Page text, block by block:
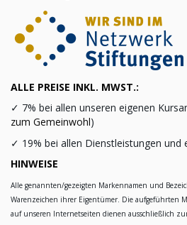
ALLE PREISE INKL. MWST.:
✓ 7% bei allen unseren eigenen
zum Gemeinwohl)
✓ 19% bei allen Dienstleistungen und
HINWEISE
Alle genannten/gezeigten Markennamen und
Warenzeichen ihrer Eigentümer. Die aufgeführten
auf unseren Internetseiten dienen ausschließlich